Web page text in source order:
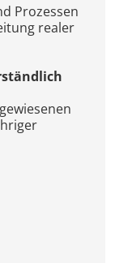
Prozessen
realer